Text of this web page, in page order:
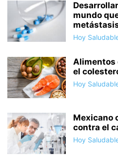
mundo
Hoy
Alimentos
el
Hoy
Mexicano
contra el
Hoy